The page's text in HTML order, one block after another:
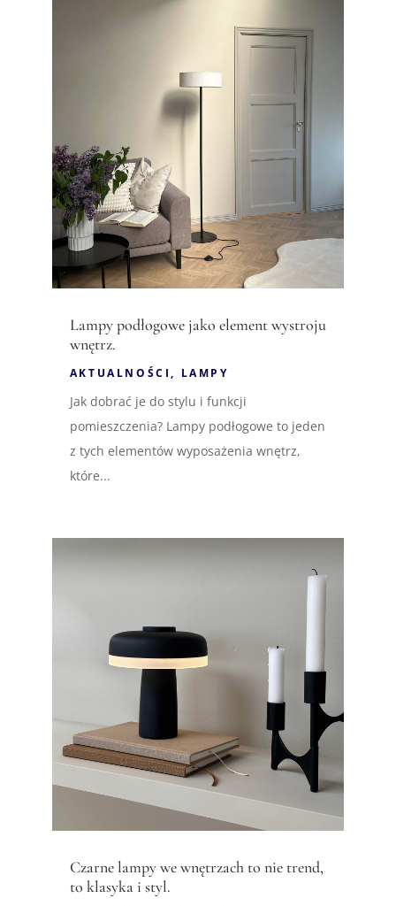
Lampy podłogowe jako element wystroju
wnętrz.
AKTUALNOŚCI, LAMPY
Jak dobrać je do stylu i funkcji
pomieszczenia? Lampy podłogowe to jeden
z tych elementów wyposażenia wnętrz,
które...
Czarne lampy we wnętrzach to nie trend,
to klasyka i styl.